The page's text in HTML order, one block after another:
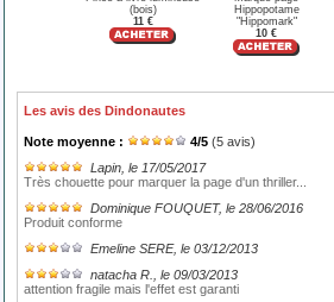
(bois)
11 €
Hippopotame
"Hippomark"
10 €
Les avis des Dindonautes
Note moyenne : 4/5 (5 avis)
Lapin , le 17/05/2017
Très chouette pour marquer la page d'un thriller...
Dominique FOUQUET, le 28/06/2016
Produit conforme
Emeline SERE, le 03/12/2013
natacha R.
, le 09/03/2013
attention fragile mais l'effet est garanti